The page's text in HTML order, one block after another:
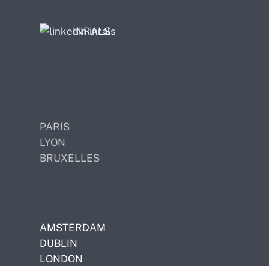
INRALS
PARIS
LYON
BRUXELLES
AMSTERDAM
DUBLIN
LONDON